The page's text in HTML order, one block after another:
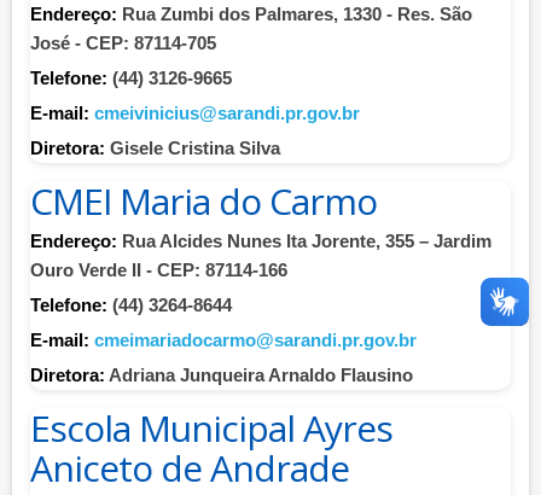
Endereço: Rua Zumbi dos Palmares, 1330 - Res. São
José - CEP: 87114-705
Telefone: (44) 3126-9665
E-mail: cmeivinicius@sarandi.pr.gov.br
Diretora: Gisele Cristina Silva
CMEI Maria do Carmo
Endereço: Rua Alcides Nunes Ita Jorente, 355 – Jardim
Ouro Verde II - CEP: 87114-166
Telefone: (44) 3264-8644
E-mail: cmeimariadocarmo@sarandi.pr.gov.br
Diretora: Adriana Junqueira Arnaldo Flausino
Escola Municipal Ayres
Aniceto de Andrade